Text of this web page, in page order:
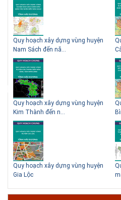
Chí Minh
Hội thảo “Sàn bê tông chất lượng cao
& Mỹ và các vấn đề áp dụng tại Việt
sẽ diễn ra vào 14h00 ngày 26/06/2018
và ngày 28/...
# 04.03.2017 | 10:56
Độc đáo 3 địa danh thu nhỏ
Hà Nội
Ngoài các khách sạn và nhà nghỉ,
các homestay cho kỳ nghỉ của mình.
Quy hoạch xây dựng vùng huyện
Nam Sách đến nă...
Quy hoạch xây dựng vùng huyện
Kim Thành đến n...
Quy hoạch xây dựng vùng huyện
Gia Lộc